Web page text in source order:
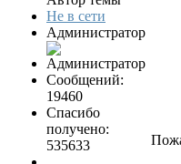
Не в сети
Администратор
Сообщений:
19460
Спасибо
получено:
535633